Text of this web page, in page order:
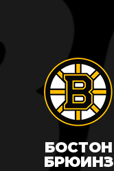
БОСТОН
БРЮИНЗ